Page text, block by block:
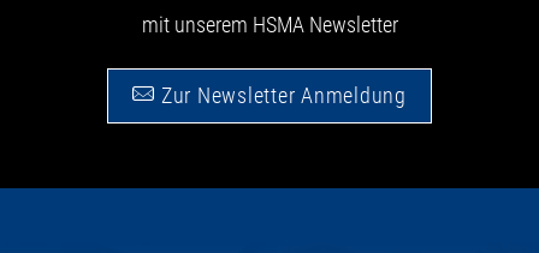
mit unserem HSMA Newsletter
Zur Newsletter Anmeldung